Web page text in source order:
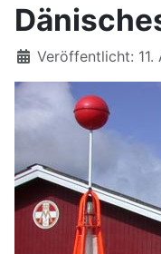
Details
Veröffentlicht: 11.